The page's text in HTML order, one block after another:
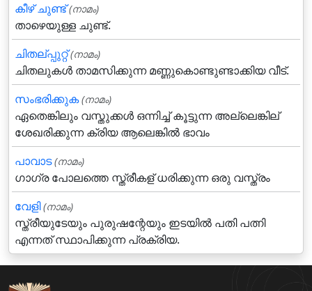
കീഴ് ചുണ്ട് (നാമം)
താഴെയുള്ള ചുണ്ട്.
ചിതല്പ്പുറ്റ് (നാമം)
ചിതലുകള്‍ താമസിക്കുന്ന മണ്ണുകൊണ്ടുണ്ടാക്കിയ വീട്.
സംഭരിക്കുക (നാമം)
ഏതെങ്കിലും വസ്തുക്കള്‍ ഒന്നിച്ച് കൂട്ടുന്ന അല്ലെങ്കില്
ശേഖരിക്കുന്ന ക്രിയ ആലെങ്കില്‍ ഭാവം
പാവാട (നാമം)
ഗാഗ്ര പോലത്തെ സ്ത്രീകള് ധരിക്കുന്ന ഒരു വസ്ത്രം
വേളി (നാമം)
സ്ത്രീയുടേയും പുരുഷന്റേയും ഇടയില്‍ പതി പത്നി
എന്നത് സ്ഥാപിക്കുന്ന പ്രക്രിയ.